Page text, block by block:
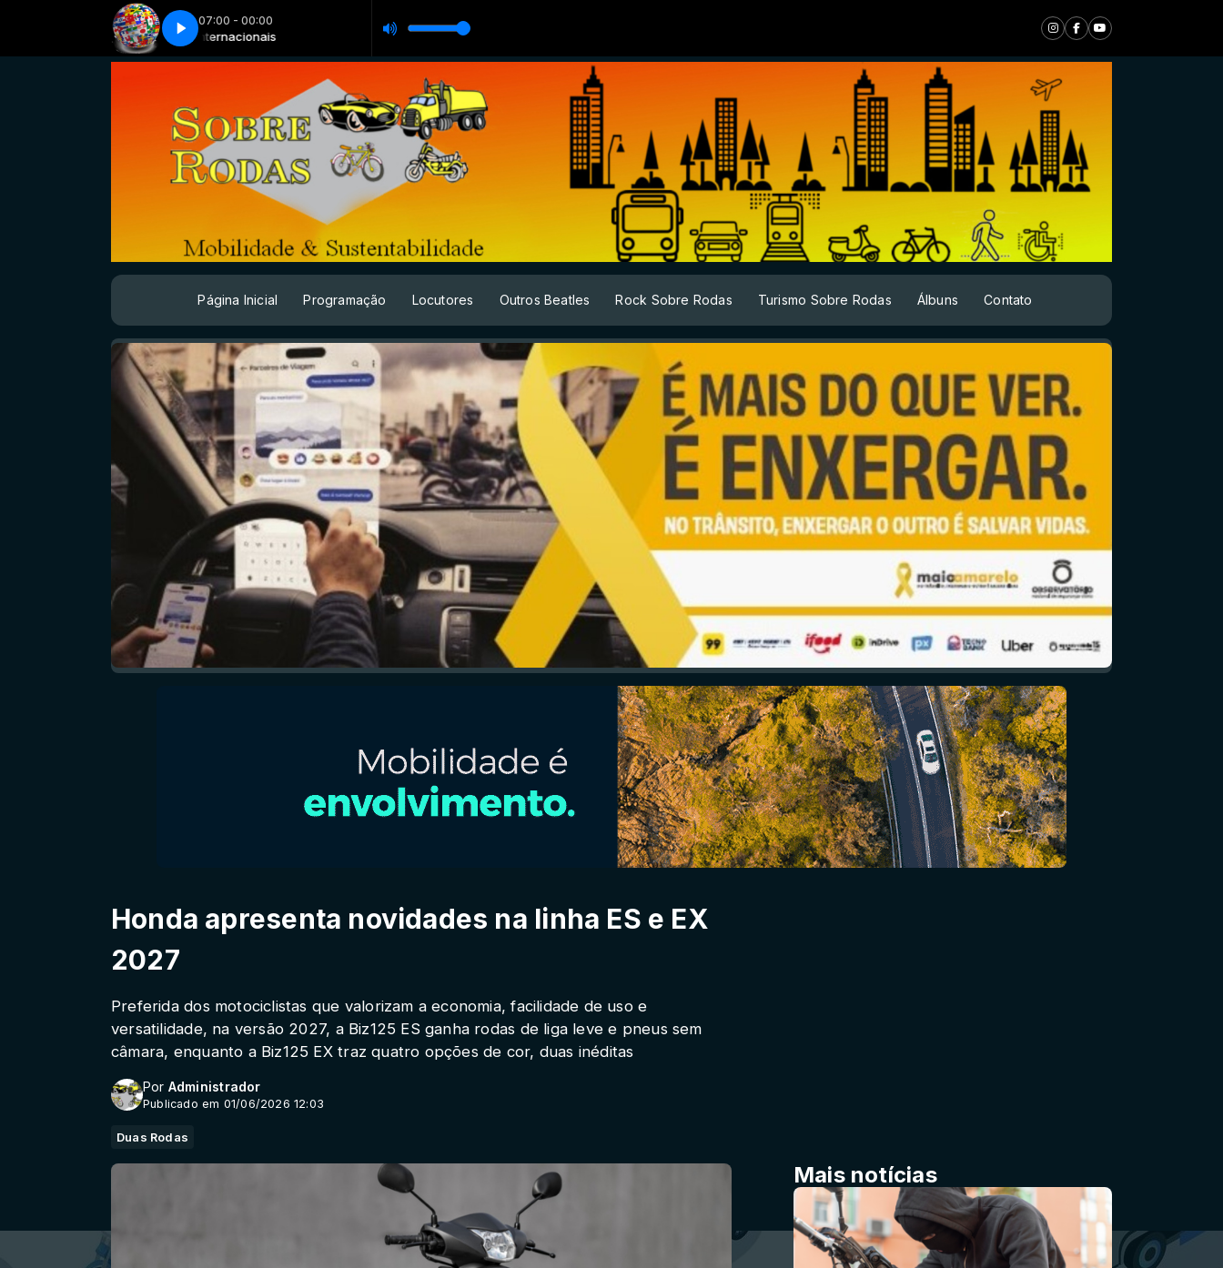
07:00 - 00:00
Internacionais
reg metrop são paulo06 ago - mob urbana reg metrop são paulo
Página Inicial Programação Locutores Outros Beatles Rock Sobre Rodas Turismo Sobre Rodas Álbuns Contato
Honda apresenta novidades na linha ES e EX
2027
Preferida dos motociclistas que valorizam a economia, facilidade de uso e
versatilidade, na versão 2027, a Biz125 ES ganha rodas de liga leve e pneus sem
câmara, enquanto a Biz125 EX traz quatro opções de cor, duas inéditas
Por Administrador
Publicado em 01/06/2026 12:03
Duas Rodas
Mais notícias